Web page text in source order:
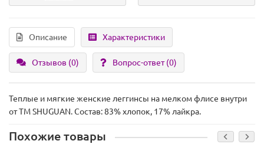
Описание Характеристики
Отзывов (0) Вопрос-ответ(0)
Теплые и мягкие женские леггинсы на мелком флисе внутри
от ТМ SHUGUAN. Состав: 83% хлопок, 17% лайкра.
Похожие товары